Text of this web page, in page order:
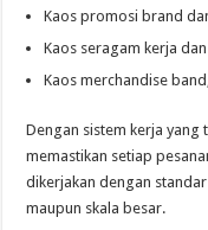
Kaos promosi brand
Kaos seragam kerja
Kaos merchandise
Dengan sistem kerja yang
memastikan setiap
dikerjakan dengan
maupun skala besar.